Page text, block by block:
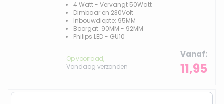
4 Watt - Vervangt 50Watt
Dimbaar en 230Volt
Inbouwdiepte: 95MM
Boorgat: 90MM - 92MM
Philips LED - GU10
Op voorraad,
Vandaag verzonden
Vanaf
11,95